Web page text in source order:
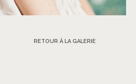
RETOUR À LA GALERIE